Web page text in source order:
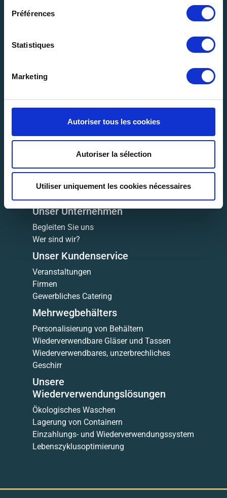
Préférences
Statistiques
Marketing
Autoriser tous les cookies
Autoriser la sélection
Utiliser uniquement les cookies nécessaires
Deutsch
Unser Unternehmen
Begleiten Sie uns
Wer sind wir?
Unser Kundenservice
Veranstaltungen
Firmen
Gewerbliches Catering
Mehrwegbehälters
Personalisierung von Behältern
Wiederverwendbare Gläser und Tassen
Wiederverwendbares, unzerbrechliches
Geschirr
Unsere
Wiederverwendungslösungen
Ökologisches Waschen
Lagerung von Containern
Einzahlungs- und Wiederverwendungssystem
Lebenszyklusoptimierung